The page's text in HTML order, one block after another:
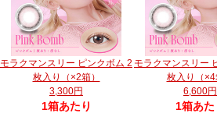
モラクマンスリー ピンクボム 2
枚入り（×2箱）
3,300円
1箱あたり
モラクマンスリー
枚入り（×4
6,600円
1箱あた